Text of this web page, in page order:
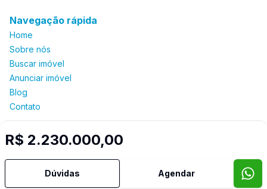
R$ 2.230.000,00
Dúvidas Agendar
Navegação rápida
Home
Sobre nós
Buscar imóvel
Anunciar imóvel
Blog
Contato
Selo de Tecnologia Loft